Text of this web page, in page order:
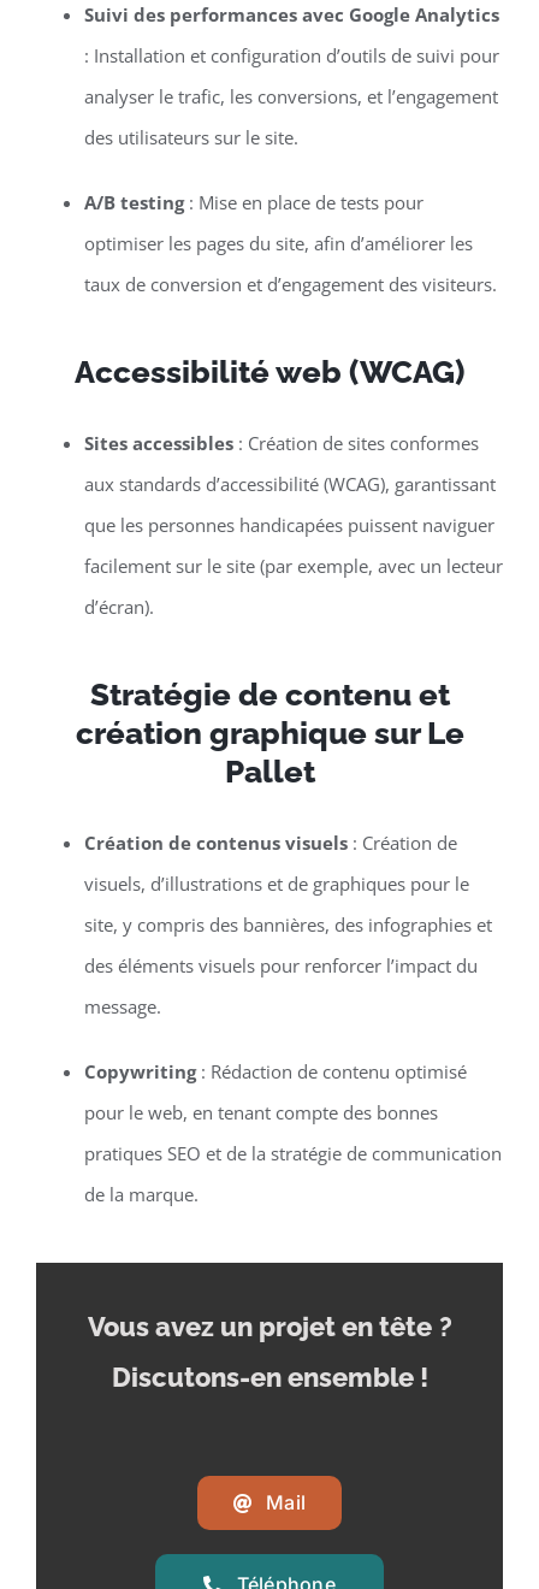
Suivi des performances avec Google Analytics
: Installation et configuration d’outils de suivi pour
analyser le trafic, les conversions, et l’engagement
des utilisateurs sur le site.
A/B testing: Mise en place de tests pour
optimiser les pages du site, afin d’améliorer les
taux de conversion et d’engagement des visiteurs.
Accessibilité web (WCAG)
Sites accessibles: Création de sites conformes
aux standards d’accessibilité (WCAG), garantissant
que les personnes handicapées puissent naviguer
facilement sur le site (par exemple, avec un lecteur
d’écran).
Stratégie de contenu et
création graphique sur Le
Pallet
Création de contenus visuels: Création de
visuels, d’illustrations et de graphiques pour le
site, y compris des bannières, des infographies et
des éléments visuels pour renforcer l’impact du
message.
Copywriting: Rédaction de contenu optimisé
pour le web, en tenant compte des bonnes
pratiques SEO et de la stratégie de communication
de la marque.
Vous avez un projet en tête ?
Discutons-en ensemble !
Mail